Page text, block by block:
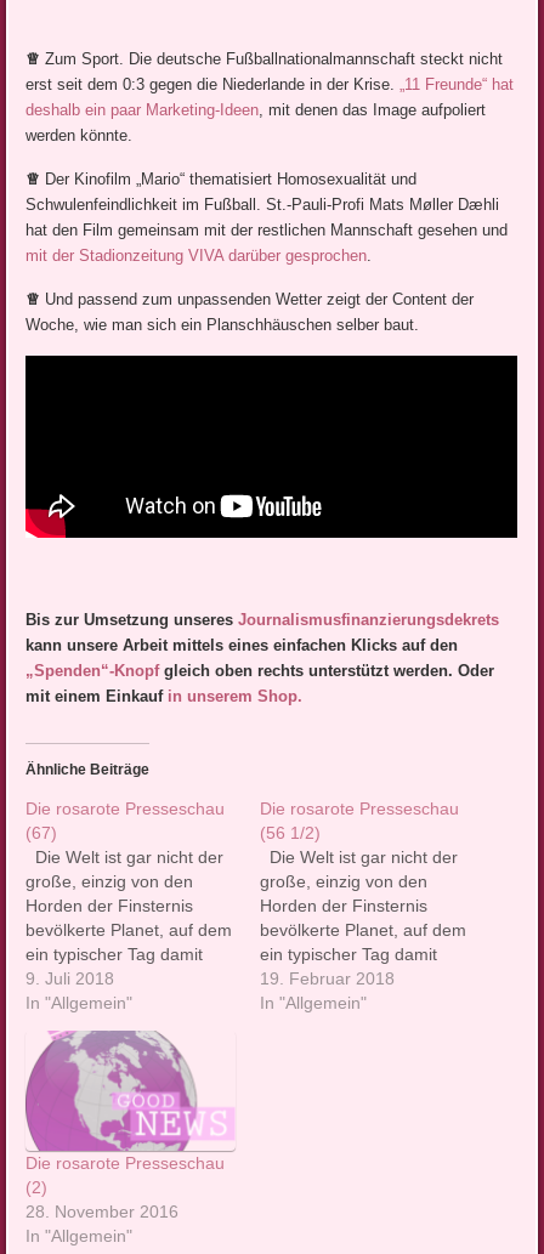
♕ Zum Sport. Die deutsche Fußballnationalmannschaft steckt nicht
erst seit dem 0:3 gegen die Niederlande in der Krise. „11 Freunde“ hat
deshalb ein paar Marketing-Ideen, mit denen das Image aufpoliert
werden könnte.
♕ Der Kinofilm „Mario“ thematisiert Homosexualität und
Schwulenfeindlichkeit im Fußball. St.-Pauli-Profi Mats Møller Dæhli
hat den Film gemeinsam mit der restlichen Mannschaft gesehen und
mit der Stadionzeitung VIVA darüber gesprochen.
♕ Und passend zum unpassenden Wetter zeigt der Content der
Woche, wie man sich ein Planschhäuschen selber baut.
Bis zur Umsetzung unseresJournalismusfinanzierungsdekrets
kann unsere Arbeit mittels eines einfachen Klicks auf den
„Spenden“-Knopfgleich oben rechts unterstützt werden. Oder
mit einem Einkauf in unserem Shop.
Ähnliche Beiträge
Die rosarote Presseschau
(67)
Die Welt ist gar nicht der
große, einzig von den
Horden der Finsternis
bevölkerte Planet, auf dem
ein typischer Tag damit
beginnt, dass man sich am
liebsten gleich wieder die
Decke über den Kopf
ziehen würde. Wirklich
nicht. Warum nicht,
erklären wir in unserer
Rubrik mit Nachrichten, die
die…
9. Juli 2018
In "Allgemein"
Die rosarote Presseschau
(56 1/2)
Die Welt ist gar nicht der
große, einzig von den
Horden der Finsternis
bevölkerte Planet, auf dem
ein typischer Tag damit
beginnt, dass man sich am
liebsten gleich wieder die
19. Februar 2018
In "Allgemein"
Die rosarote Presseschau
(2)
28. November 2016
In "Allgemein"